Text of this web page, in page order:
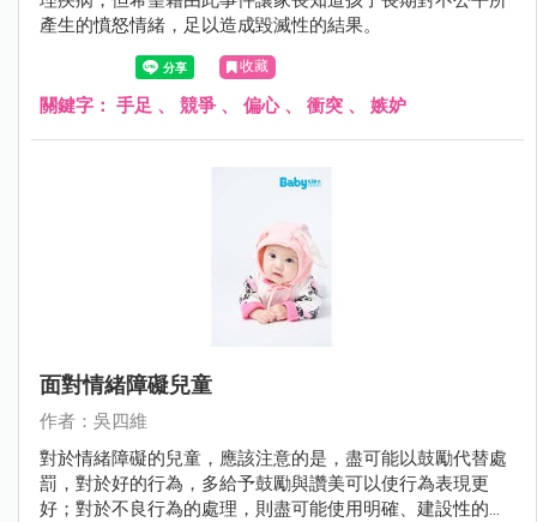
產生的憤怒情緒，足以造成毀滅性的結果。
收藏
關鍵字： 手足 、 競爭 、 偏心、 衝突 、 嫉妒
面對情緒障礙兒童
作者：吳四維
對於情緒障礙的兒童，應該注意的是，盡可能以鼓勵代替處
罰，對於好的行為，多給予鼓勵與讚美可以使行為表現更
好；對於不良行為的處理，則盡可能使用明確、建設性的用